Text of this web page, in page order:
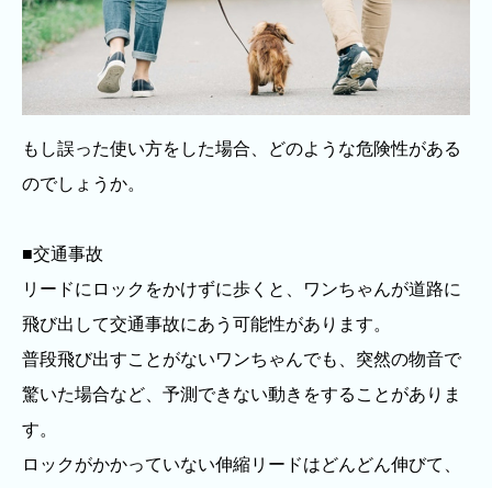
もし誤った使い方をした場合、どのような危険性がある
のでしょうか。
■交通事故
リードにロックをかけずに歩くと、ワンちゃんが道路に
飛び出して交通事故にあう可能性があります。
普段飛び出すことがないワンちゃんでも、突然の物音で
驚いた場合など、予測できない動きをすることがありま
す。
ロックがかかっていない伸縮リードはどんどん伸びて、